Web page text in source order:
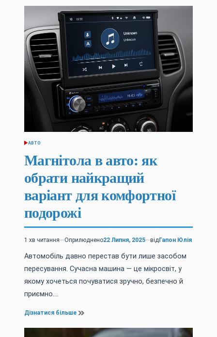
ОПУБЛІКУВАТИ
АВТО
Магнітола в авто: як
обрати найкращий
варіант для комфортної
подорожі
Орієнтовний
час
1 хв читання Оприлюднено22 Липня, 2025 відГапон Юлія
Автомобіль давно перестав бути лише засобом
пересування. Сучасна машина — це мікросвіт, у
якому хочеться почуватися зручно, безпечно й
приємно.…
Дізнатися більше